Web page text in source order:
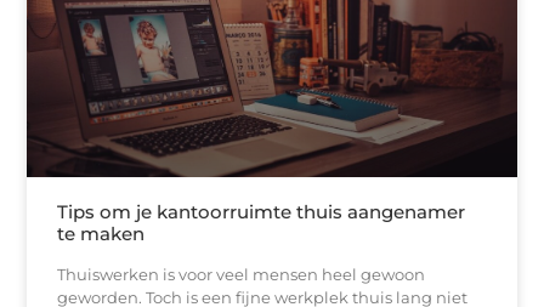
Tips om je kantoorruimte thuis aangenamer
te maken
Thuiswerken is voor veel mensen heel gewoon
geworden. Toch is een fijne werkplek thuis lang niet